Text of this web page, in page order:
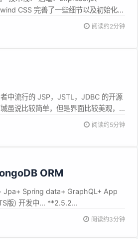
CSS 完善了一些细节以及初始化的
BV1kbXfYkEdm 界面预览 支持
阅读约2分钟
中流行的 JSP，JSTL，JDBC 的开源
虽说比较简单，但是界面比较美观，
生中非常流行。大家把它改造成形形
阅读约5分钟
ORM
Jpa+ Spring data+ GraphQL+ App
版) 开发中... **2.5.2...
阅读约3分钟